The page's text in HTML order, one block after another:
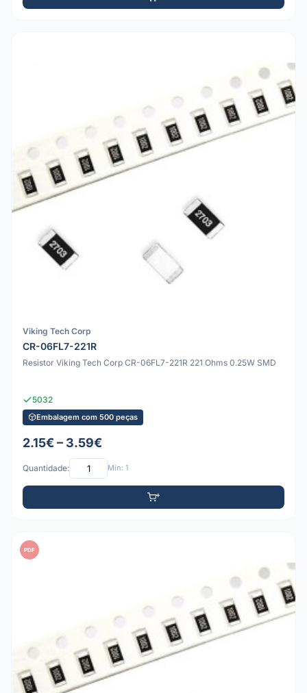
Viking Tech Corp
CR-06FL7-221R
Resistor Viking Tech Corp CR-06FL7-221R 221 Ohms 0.25W SMD
5032
Embalagem com 500 peças
2.15€ – 3.59€
Quantidade: Mín: 1
PDF